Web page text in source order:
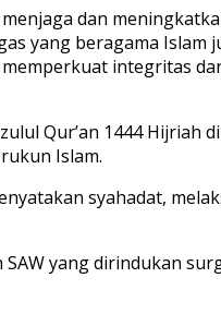
dan
yang beragama
integritas
Qur’an 1444 Hijriah
Islam.
syahadat,
yang dirindukan